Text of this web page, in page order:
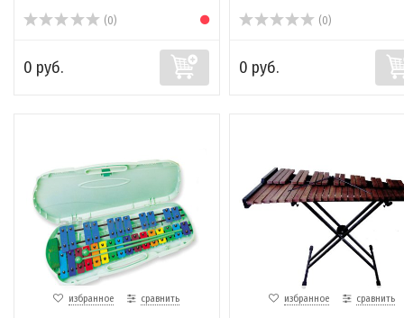
(0)
0 руб.
(0)
0 руб.
избранное сравнить избранное сравнить